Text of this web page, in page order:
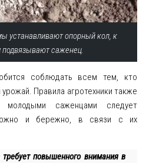
устанавливают опорный кол, к
подвязывают саженец.
соблюдать всем тем, кто
Правила агротехники также
саженцами следует
и бережно, в связи с их
требует повышенного внимания в